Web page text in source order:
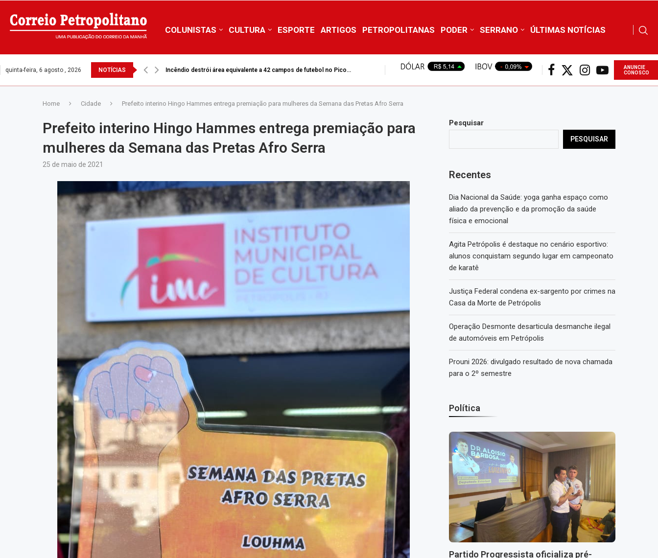
COLUNISTAS CULTURA ESPORTE ARTIGOS PETROPOLITANAS PODER SERRANO ÚLTIMAS NOTÍCIAS
quinta-feira, 6 agosto , 2026 NOTÍCIAS Incêndio destrói área equivalente a 42 campos de futebol no Pico...
ANUNCIE
CONOSCO
Home Cidade Prefeito interino Hingo Hammes entrega premiação para mulheres da Semana das Pretas Afro Serra
Prefeito interino Hingo Hammes entrega premiação para
mulheres da Semana das Pretas Afro Serra
25 de maio de 2021
Pesquisar
PESQUISAR
Recentes
Dia Nacional da Saúde: yoga ganha espaço como
aliado da prevenção e da promoção da saúde
física e emocional
Agita Petrópolis é destaque no cenário esportivo:
alunos conquistam segundo lugar em campeonato
de karatê
Justiça Federal condena ex-sargento por crimes na
Casa da Morte de Petrópolis
Operação Desmonte desarticula desmanche ilegal
de automóveis em Petrópolis
Prouni 2026: divulgado resultado de nova chamada
para o 2º semestre
Política
Partido Progressista oficializa pré-